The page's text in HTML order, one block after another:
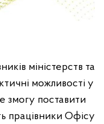
міністерств та
можливості у
змогу поставити
працівники Офісу